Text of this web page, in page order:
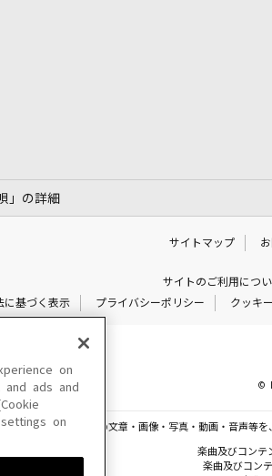
」の詳細
サイトマップ
サイトのご利用につ
に基づく表示
プライバシーポリシー クッキ
©
に掲載されている一切の文章・画像・写真・動画・音声等
楽曲及びコンテ
楽曲及びコン
on
ads and
on